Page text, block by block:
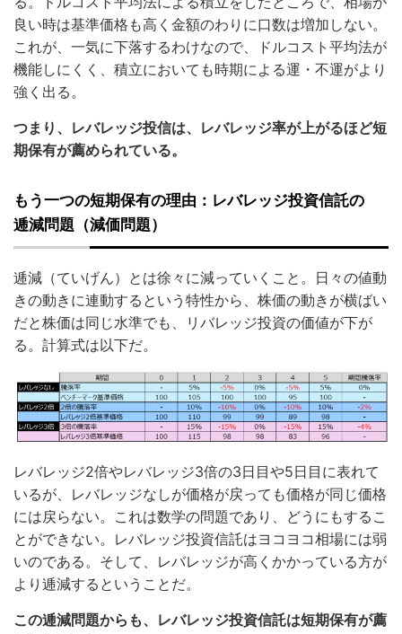
良い時は基準価格も高く金額のわりに口数は増加しない。
これが、一気に下落するわけなので、ドルコスト平均法が
機能しにくく、積立においても時期による運・不運がより
強く出る。
つまり、レバレッジ投信は、レバレッジ率が上がるほど短
期保有が薦められている。
もう一つの短期保有の理由：レバレッジ投資信託の
逓減問題（減価問題）
逓減（ていげん）とは徐々に減っていくこと。日々の値動
きの動きに連動するという特性から、株価の動きが横ばい
だと株価は同じ水準でも、リバレッジ投資の価値が下が
る。計算式は以下だ。
レバレッジ2倍やレバレッジ3倍の3日目や5日目に表れて
いるが、レバレッジなしが価格が戻っても価格が同じ価格
には戻らない。これは数学の問題であり、どうにもするこ
とができない。レバレッジ投資信託はヨコヨコ相場には弱
いのである。そして、レバレッジが高くかかっている方が
より逓減するということだ。
この逓減問題からも、レバレッジ投資信託は短期保有が薦